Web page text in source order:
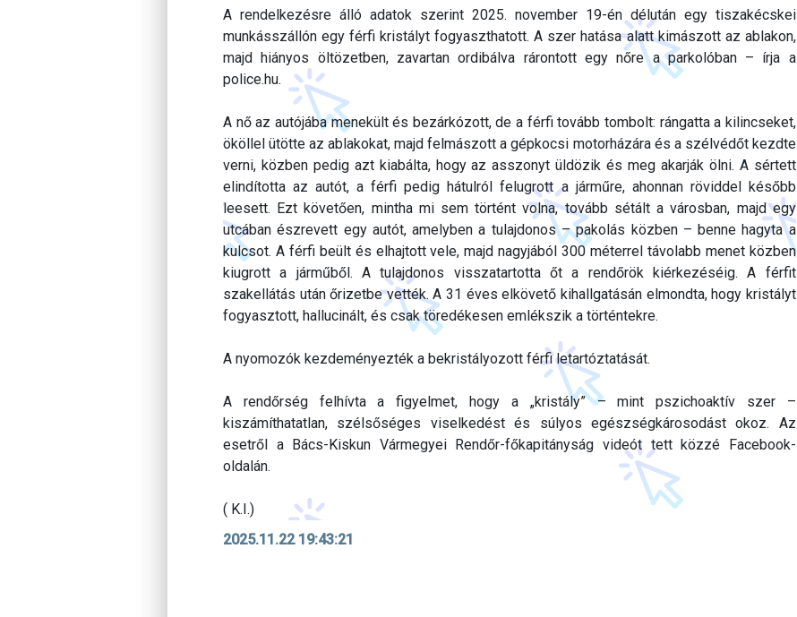
A rendelkezésre álló adatok szerint 2025. november 19-én délután egy tiszakécskei
munkásszállón egy férfi kristályt fogyaszthatott. A szer hatása alatt kimászott az ablakon,
majd hiányos öltözetben, zavartan ordibálva rárontott egy nőre a parkolóban – írja a
police.hu.
A nő az autójába menekült és bezárkózott, de a férfi tovább tombolt: rángatta a kilincseket,
ököllel ütötte az ablakokat, majd felmászott a gépkocsi motorházára és a szélvédőt kezdte
verni, közben pedig azt kiabálta, hogy az asszonyt üldözik és meg akarják ölni. A sértett
elindította az autót, a férfi pedig hátulról felugrott a járműre, ahonnan röviddel később
leesett. Ezt követően, mintha mi sem történt volna, tovább sétált a városban, majd egy
utcában észrevett egy autót, amelyben a tulajdonos – pakolás közben – benne hagyta a
kulcsot. A férfi beült és elhajtott vele, majd nagyjából 300 méterrel távolabb menet közben
kiugrott a járműből. A tulajdonos visszatartotta őt a rendőrök kiérkezéséig. A férfit
szakellátás után őrizetbe vették. A 31 éves elkövető kihallgatásán elmondta, hogy kristályt
fogyasztott, hallucinált, és csak töredékesen emlékszik a történtekre.
A nyomozók kezdeményezték a bekristályozott férfi letartóztatását.
A rendőrség felhívta a figyelmet, hogy a „kristály” – mint pszichoaktív szer –
kiszámíthatatlan, szélsőséges viselkedést és súlyos egészségkárosodást okoz. Az
esetről a Bács-Kiskun Vármegyei Rendőr-főkapitányság videót tett közzé Facebook-
oldalán.
( K.I.)
2025.11.22 19:43:21